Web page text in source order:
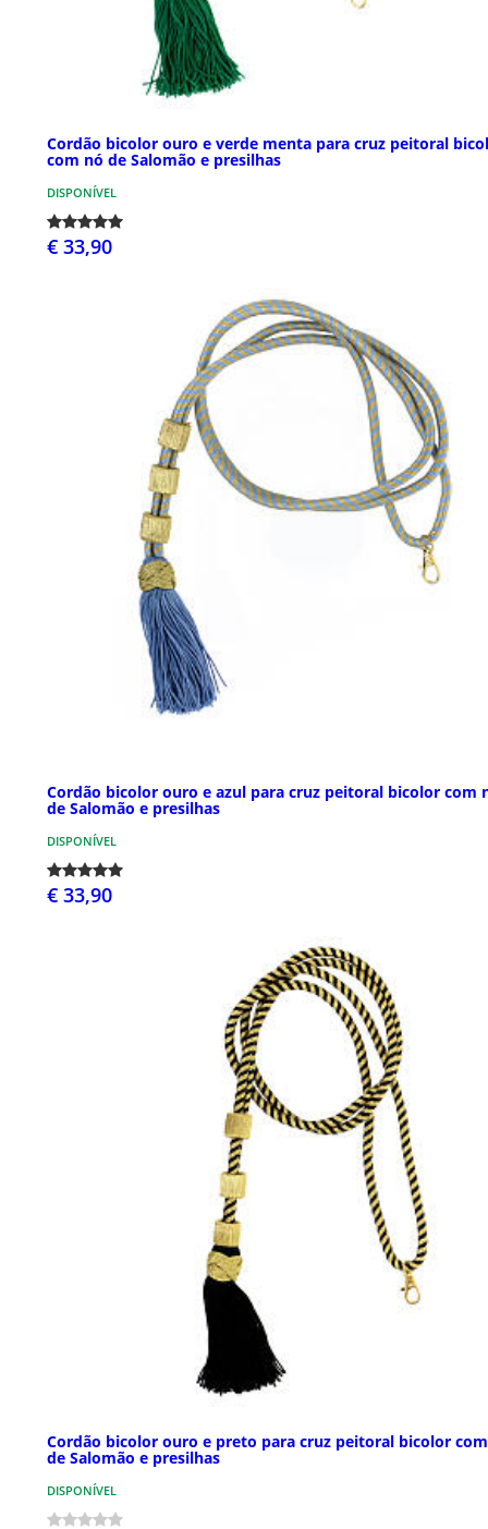
Cordão bicolor ouro e verde menta para cruz peitoral
com nó de Salomão e presilhas
DISPONÍVEL
€ 33,90
Cordão bicolor ouro e azul para cruz peitoral bicolor com
de Salomão e presilhas
DISPONÍVEL
€ 33,90
Cordão bicolor ouro e preto para cruz peitoral bicolor
de Salomão e presilhas
DISPONÍVEL